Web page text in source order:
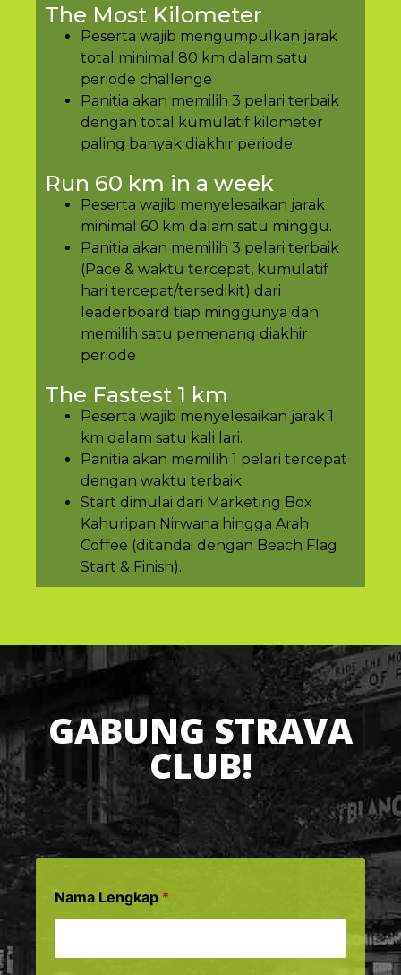
The Most Kilometer
Peserta wajib mengumpulkan jarak
total minimal 80 km dalam satu
periode challenge
Panitia akan memilih 3 pelari terbaik
dengan total kumulatif kilometer
paling banyak diakhir periode
Run 60 km in a week
Peserta wajib menyelesaikan jarak
minimal 60 km dalam satu minggu.
Panitia akan memilih 3 pelari terbaik
(Pace & waktu tercepat, kumulatif
hari tercepat/tersedikit) dari
leaderboard tiap minggunya dan
memilih satu pemenang diakhir
periode
The Fastest 1 km
Peserta wajib menyelesaikan jarak 1
km dalam satu kali lari.
Panitia akan memilih 1 pelari tercepat
dengan waktu terbaik.
Start dimulai dari Marketing Box
Kahuripan Nirwana hingga Arah
Coffee (ditandai dengan Beach Flag
Start & Finish).
GABUNG STRAVA
CLUB!
Nama Lengkap *